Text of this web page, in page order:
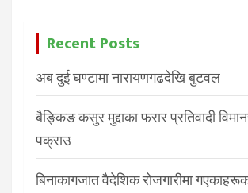
Recent Posts
अब दुई घण्टामा नारायणगढदेखि बुटवल
बैङ्किङ कसुर मुद्दाका फरार प्रतिवादी
पक्राउ
बिनाकागजात वैदेशिक रोजगारीमा